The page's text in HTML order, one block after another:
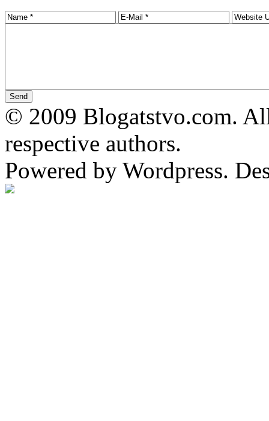
© 2009 Blogatstvo.com.
respective authors.
Powered by Wordpress.